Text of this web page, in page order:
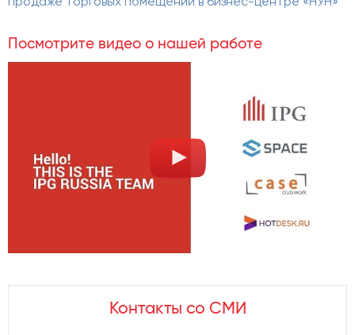
продаже торговых помещений в бизнес-центре «НУН»
Посмотрите видео о нашей работе
Контакты со СМИ